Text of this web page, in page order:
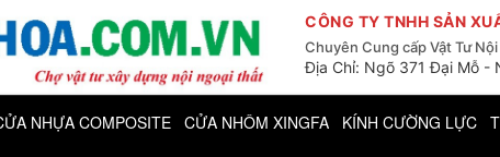
CÔNG TY TNHH SẢN
Chuyên Cung cấp Vật Tư
Địa Chỉ: Ngõ 371 Đại Mỗ -
NHỰA COMPOSITE CỬA NHÔM XINGFA KÍNH CƯỜNG LỰC